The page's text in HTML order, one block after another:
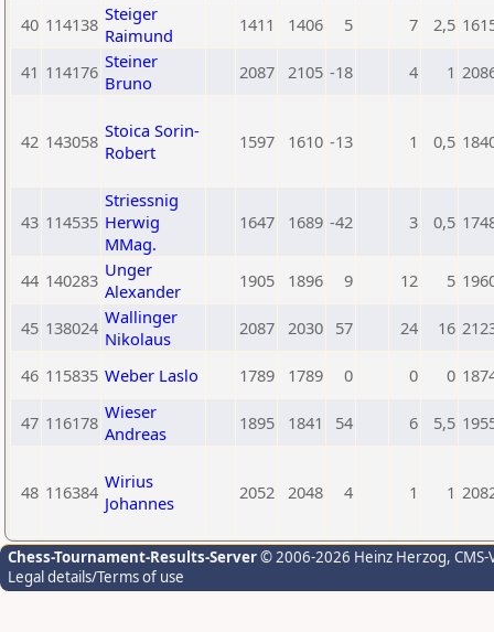
40 114138 Steiger
Raimund
1411 1406 5 7 2,5
41 114176 Steiner
Bruno
2087 2105 -18 4 1
42 143058 Stoica Sorin-
Robert
1597 1610 -13 1 0,5
43 114535
Striessnig
Herwig
MMag.
1647 1689 -42 3 0,5
44 140283 Unger
Alexander
1905 1896 9 12 5
45 138024 Wallinger
Nikolaus
2087 2030 57 24 16
46 115835 Weber Laslo 1789 1789 0 0 0
47 116178 Wieser
Andreas
1895 1841 54 6 5,5
48 116384 Wirius
Johannes
2052 2048 4 1 1
Chess-Tournament-Results-Server© 2006-2026 Heinz Herzog,
Legal details/Terms of use